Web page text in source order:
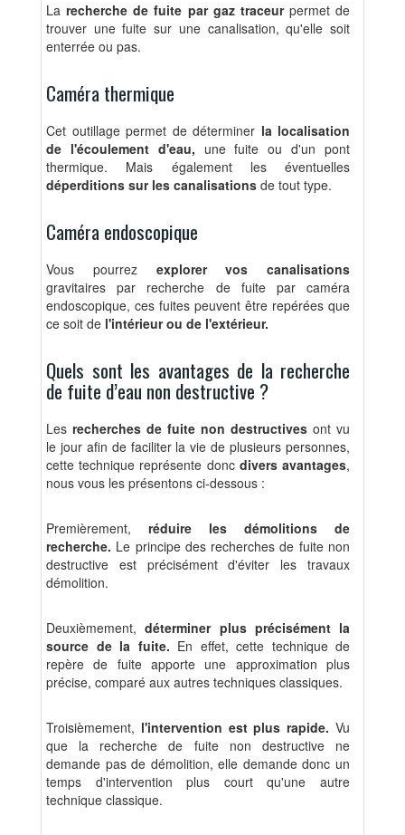
La recherche de fuite par gaz traceur permet de
trouver une fuite sur une canalisation, qu'elle soit
enterrée ou pas.
Caméra thermique
Cet outillage permet de déterminer la localisation
de l'écoulement d'eau, une fuite ou d'un pont
thermique. Mais également les éventuelles
déperditions sur les canalisations de tout type.
Caméra endoscopique
Vous pourrezexplorer vos canalisations
gravitaires par recherche de fuite par caméra
endoscopique, ces fuites peuvent être repérées que
ce soit de l'intérieur ou de l'extérieur.
Quels sont les avantages de la recherche
de fuite d’eau non destructive ?
Les recherches de fuite non destructives ont vu
le jour afin de faciliter la vie de plusieurs personnes,
cette technique représente doncdivers avantages,
nous vous les présentons ci-dessous :
Premièrement, réduire les démolitions de
recherche. Le principe des recherches de fuite non
destructive est précisément d'éviter les travaux
démolition.
Deuxièmement,déterminer plus précisément la
source de la fuite. En effet, cette technique de
repère de fuite apporte une approximation plus
précise, comparé aux autres techniques classiques.
Troisièmement, l'intervention est plus rapide. Vu
que la recherche de fuite non destructive ne
demande pas de démolition, elle demande donc un
temps d'intervention plus court qu'une autre
technique classique.